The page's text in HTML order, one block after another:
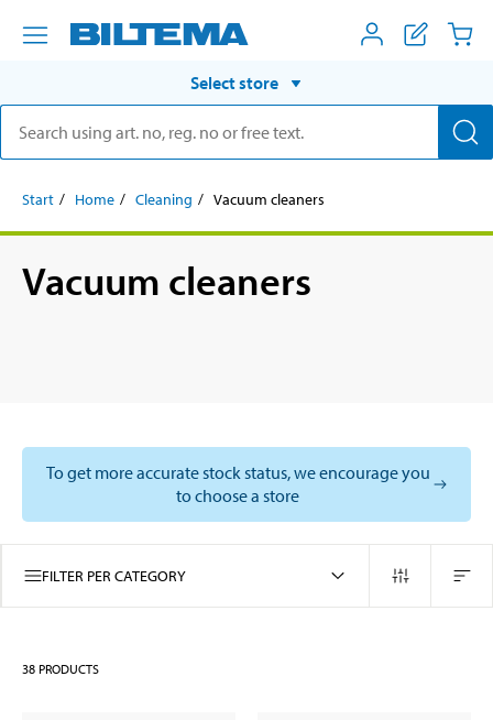
Select store
Start Home Cleaning Vacuum cleaners
Vacuum cleaners
To get more accurate stock status, we encourage you
to choose a store
FILTER PER CATEGORY
38 PRODUCTS